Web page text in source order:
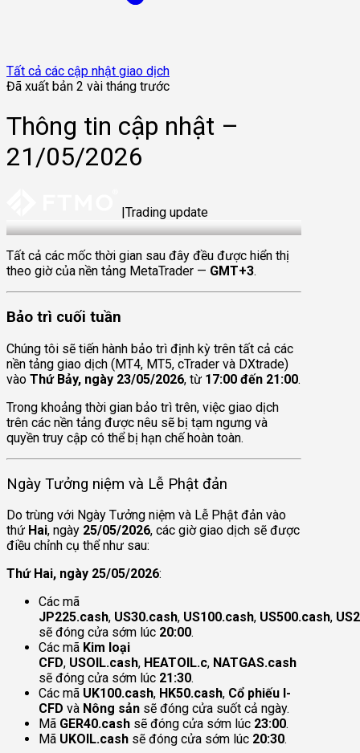
Tất cả các cập nhật giao dịch
Đã xuất bản 2 vài tháng trước
Thông tin cập nhật –
21/05/2026
Trading update
21 May 2026
Tất cả các mốc thời gian sau đây đều được hiển thị
theo giờ của nền tảng MetaTrader — GMT+3.
Bảo trì cuối tuần
Chúng tôi sẽ tiến hành bảo trì định kỳ trên tất cả các
nền tảng giao dịch (MT4, MT5, cTrader và DXtrade)
vào Thứ Bảy, ngày 23/05/2026, từ 17:00 đến 21:00.
Trong khoảng thời gian bảo trì trên, việc giao dịch
trên các nền tảng được nêu sẽ bị tạm ngưng và
quyền truy cập có thể bị hạn chế hoàn toàn.
Ngày Tưởng niệm và Lễ Phật đản
Do trùng với Ngày Tưởng niệm và Lễ Phật đản vào
thứ Hai, ngày 25/05/2026, các giờ giao dịch sẽ được
điều chỉnh cụ thể như sau:
Thứ Hai, ngày 25/05/2026:
Các mã
JP225.cash, US30.cash, US100.cash, US500.cash,
sẽ đóng cửa sớm lúc 20:00.
Các mã Kim loại
CFD, USOIL.cash, HEATOIL.c, NATGAS.cash
sẽ đóng cửa sớm lúc 21:30.
Các mã UK100.cash, HK50.cash, Cổ phiếu I-
CFD và Nông sản sẽ đóng cửa suốt cả ngày.
Mã GER40.cash sẽ đóng cửa sớm lúc 23:00.
Mã UKOIL.cash sẽ đóng cửa sớm lúc 20:30.